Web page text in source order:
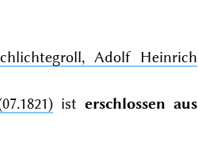
Adolf Heinrich
ist erschlossen aus